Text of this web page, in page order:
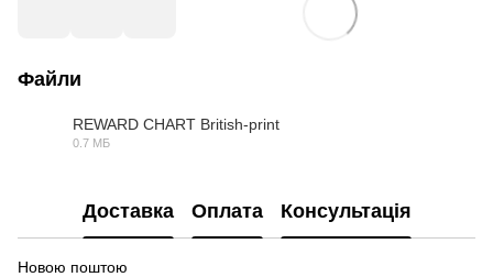
Файли
REWARD CHART British-print
0.7 МБ
Доставка Оплата Консультація
Новою поштою